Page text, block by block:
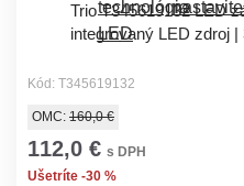
Trio T345619132 LED
integrovaný LED zdroj |
Kód: T345619132
OMC: 160,0 €
112,0 € s DPH
Ušetríte -30 %